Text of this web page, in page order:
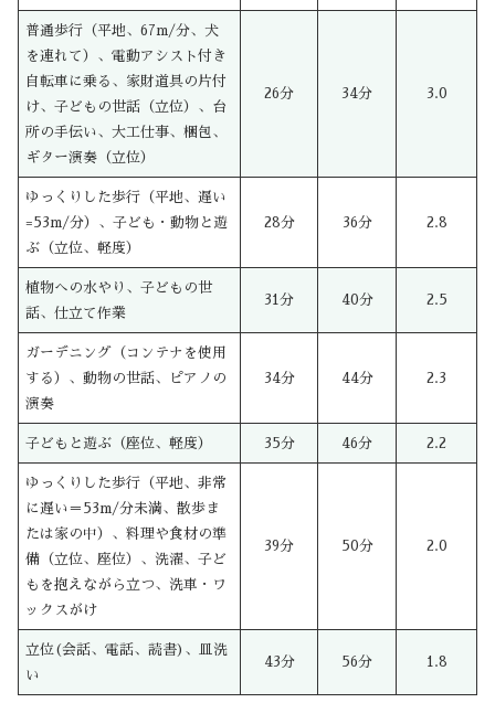
普通歩行（平地、67m/分、犬
を連れて）、電動アシスト付き
自転車に乗る、家財道具の片付
け、子どもの世話（立位）、台
所の手伝い、大工仕事、梱包、
ギター演奏（立位）
26分 34分 3.0
ゆっくりした歩行（平地、遅い
=53m/分）、子ども・動物と遊
ぶ（立位、軽度）
28分 36分 2.8
植物への水やり、子どもの世
話、仕立て作業
31分 40分 2.5
ガーデニング（コンテナを使用
する）、動物の世話、ピアノの
演奏
34分 44分 2.3
子どもと遊ぶ（座位、軽度） 35分 46分 2.2
ゆっくりした歩行（平地、非常
に遅い＝53m/分未満、散歩ま
たは家の中）、料理や食材の準
備（立位、座位）、洗濯、子ど
もを抱えながら立つ、洗車・ワ
ックスがけ
39分 50分 2.0
立位(会話、電話、読書)、皿洗
い
43分 56分 1.8